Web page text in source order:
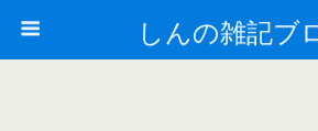
しんの雑記ブ